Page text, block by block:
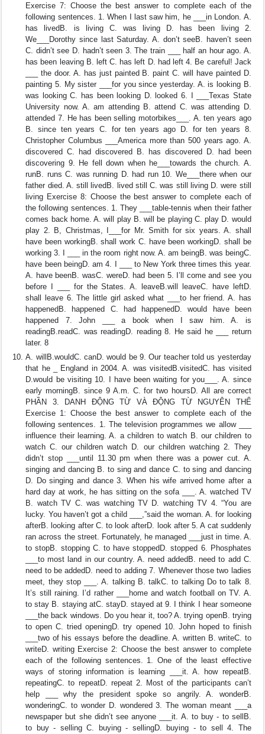
Exercise 7: Choose the best answer to complete each of the
following sentences. 1. When I last saw him, he ___in London. A.
has livedB. is living C. was living D. has been living 2.
We___Dorothy since last Saturday. A. don’t seeB. haven’t seen
C. didn’t see D. hadn’t seen 3. The train ___ half an hour ago. A.
has been leaving B. left C. has left D. had left 4. Be careful! Jack
___ the door. A. has just painted B. paint C. will have painted D.
painting 5. My sister ___for you since yesterday. A. is looking B.
was looking C. has been looking D. looked 6. I ___Texas State
University now. A. am attending B. attend C. was attending D.
attended 7. He has been selling motorbikes___. A. ten years ago
B. since ten years C. for ten years ago D. for ten years 8.
Christopher Columbus ___America more than 500 years ago. A.
discovered C. had discovered B. has discovered D. had been
discovering 9. He fell down when he___towards the church. A.
runB. runs C. was running D. had run 10. We___there when our
father died. A. still livedB. lived still C. was still living D. were still
living Exercise 8: Choose the best answer to complete each of
the following sentences. 1. They ___table-tennis when their father
comes back home. A. will play B. will be playing C. play D. would
play 2. B, Christmas, I___for Mr. Smith for six years. A. shall
have been workingB. shall work C. have been workingD. shall be
working 3. I ___ in the room right now. A. am beingB. was beingC.
have been beingD. am 4. I ___ to New York three times this year.
A. have beenB. wasC. wereD. had been 5. I’ll come and see you
before I ___ for the States. A. leaveB.will leaveC. have leftD.
shall leave 6. The little girl asked what ___to her friend. A. has
happenedB. happened C. had happenedD. would have been
happened 7. John ___ a book when I saw him. A. is
readingB.readC. was readingD. reading 8. He said he ___ return
later. 8
A. willB.wouldC. canD. would be 9. Our teacher told us yesterday
that he _ England in 2004. A. was visitedB.visitedC. has visited
D.would be visiting 10. I have been waiting for you___. A. since
early morningB. since 9 A.m. C. for two hoursD. All are correct
PHẦN 3. DANH ĐỘNG TỪ VÀ ĐỘNG TỪ NGUYÊN THỂ
Exercise 1: Choose the best answer to complete each of the
following sentences. 1. The television programmes we allow ___
influence their learning. A. a children to watch B. our children to
watch C. our children watch D. our children watching 2. They
didn’t stop ___until 11.30 pm when there was a power cut. A.
singing and dancing B. to sing and dance C. to sing and dancing
D. Do singing and dance 3. When his wife arrived home after a
hard day at work, he has sitting on the sofa ___. A. watched TV
B. watch TV C. was watching TV D. watching TV 4. “You are
lucky. You haven’t got a child ___,”said the woman. A. for looking
afterB. looking after C. to look afterD. look after 5. A cat suddenly
ran across the street. Fortunately, he managed ___just in time. A.
to stopB. stopping C. to have stoppedD. stopped 6. Phosphates
___to most land in our country. A. need addedB. need to add C.
need to be addedD. need to adding 7. Whenever those two ladies
meet, they stop ___. A. talking B. talkC. to talking Do to talk 8.
It’s still raining. I’d rather ___home and watch football on TV. A.
to stay B. staying atC. stayD. stayed at 9. I think I hear someone
___the back windows. Do you hear it, too? A. trying openB. trying
to open C. tried openingD. try opened 10. John hoped to finish
___two of his essays before the deadline. A. written B. writeC. to
writeD. writing Exercise 2: Choose the best answer to complete
each of the following sentences. 1. One of the least effective
ways of storing information is learning ___it. A. how repeatB.
repeatingC. to repeatD. repeat 2. Most of the participants can’t
help ___ why the president spoke so angrily. A. wonderB.
wonderingC. to wonder D. wondered 3. The woman meant ___a
newspaper but she didn’t see anyone ___it. A. to buy - to sellB.
to buy - selling C. buying - sellingD. buying - to sell 4. The